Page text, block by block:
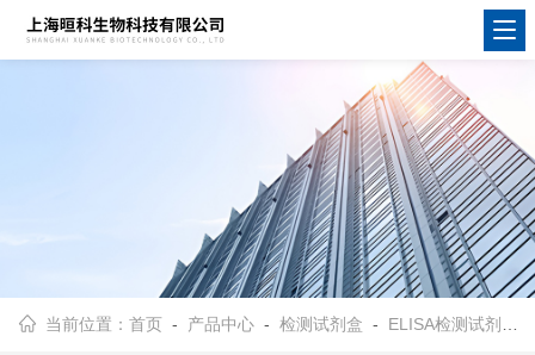
当前位置：首页 - 产品中心 -检测试剂盒 - ELISA检测试剂盒